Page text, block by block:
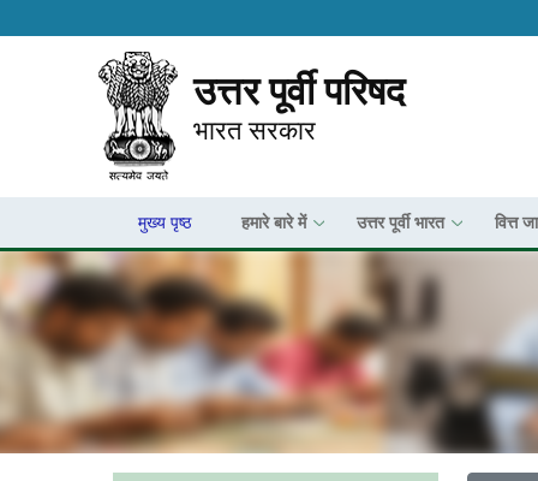
उत्तर पूर्वी परिषद
भारत सरकार
मुख्य पृष्ठ हमारे बारे में उत्तर पूर्वी भारत वित्त